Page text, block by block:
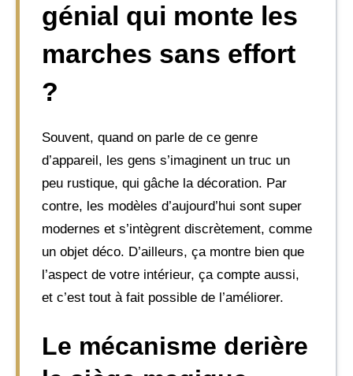
génial qui monte les
marches sans effort
?
Souvent, quand on parle de ce genre
d’appareil, les gens s’imaginent un truc un
peu rustique, qui gâche la décoration. Par
contre, les modèles d’aujourd’hui sont super
modernes et s’intègrent discrètement, comme
un objet déco. D’ailleurs, ça montre bien que
l’aspect de votre intérieur, ça compte aussi,
et c’est tout à fait possible de l’améliorer.
Le mécanisme derière